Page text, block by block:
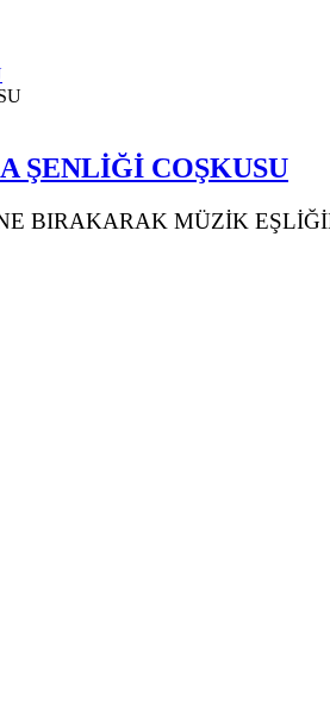
ŞENLİĞİ COŞKUSU
BIRAKARAK MÜZİK